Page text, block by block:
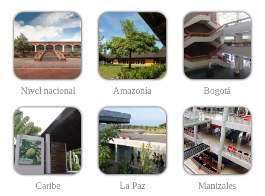
Nivel nacional Amazonía Bogotá
Caribe La Paz Manizales